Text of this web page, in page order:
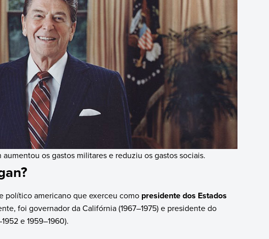
os gastos militares e reduziu os gastos sociais.
político americano que exerceu como presidente dos Estados
foi governador da Califórnia (1967–1975) e presidente do
e 1959–1960).